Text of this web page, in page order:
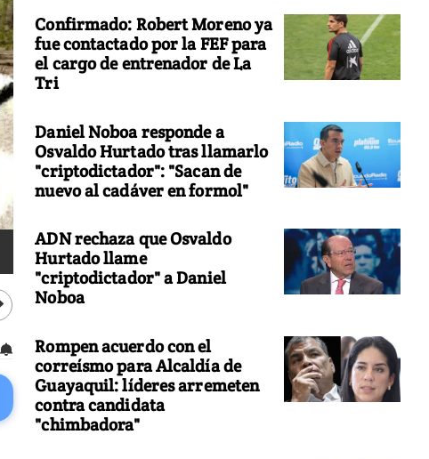
Confirmado: Robert Moreno ya
fue contactado por la FEF para
el cargo de entrenador de La
Tri
Daniel Noboa responde a
Osvaldo Hurtado tras llamarlo
"criptodictador": "Sacan de
nuevo al cadáver en formol"
ADN rechaza que Osvaldo
Hurtado llame
"criptodictador" a Daniel
Noboa
Rompen acuerdo con el
correísmo para Alcaldía de
Guayaquil: líderes arremeten
contra candidata
"chimbadora"